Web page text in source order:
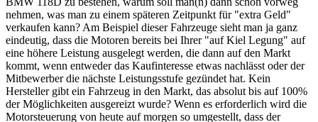
nehmen, was man zu einem späteren Zeitpunkt für "extra Geld"
verkaufen kann? Am Beispiel dieser Fahrzeuge sieht man ja ganz
eindeutig, dass die Motoren bereits bei Ihrer "auf Kiel Legung" auf
eine höhere Leistung ausgelegt werden, die dann auf den Markt
kommt, wenn entweder das Kaufinteresse etwas nachlässt oder der
Mitbewerber die nächste Leistungsstufe gezündet hat. Kein
Hersteller gibt ein Fahrzeug in den Markt, das absolut bis auf 100%
der Möglichkeiten ausgereizt wurde? Wenn es erforderlich wird die
Motorsteuerung von heute auf morgen so umgestellt, dass der